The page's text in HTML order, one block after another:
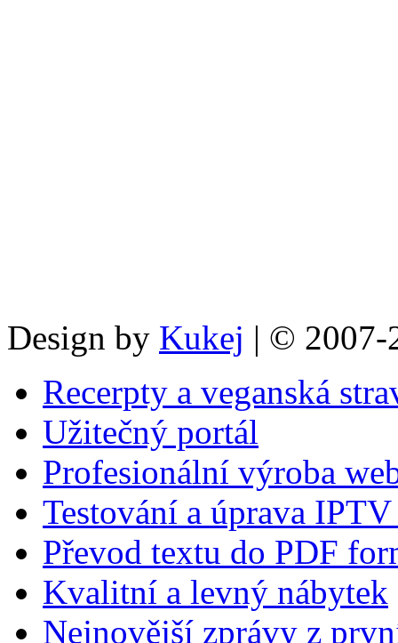
Design by Kukej | © 2007-
Recerpty a veganská
Užitečný portál
Profesionální výroba
Testování a úprava
Převod textu do PDF
Kvalitní a levný nábytek
Nejnovější zprávy z